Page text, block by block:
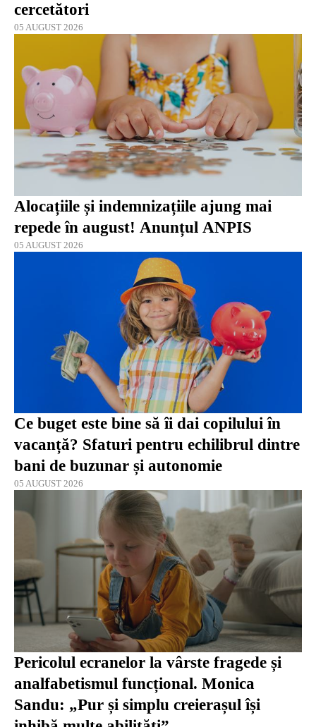
cercetători
05 AUGUST 2026
Alocațiile și indemnizațiile ajung mai
repede în august! Anunțul ANPIS
05 AUGUST 2026
Ce buget este bine să îi dai copilului în
vacanță? Sfaturi pentru echilibrul dintre
bani de buzunar și autonomie
05 AUGUST 2026
Pericolul ecranelor la vârste fragede și
analfabetismul funcțional. Monica
Sandu: „Pur și simplu creierașul își